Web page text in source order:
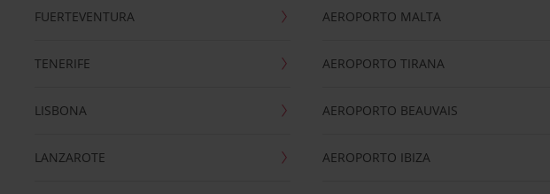
FUERTEVENTURA
TENERIFE
LISBONA
LANZAROTE
AEROPORTO MALTA
AEROPORTO TIRANA
AEROPORTO BEAUVAIS
AEROPORTO IBIZA